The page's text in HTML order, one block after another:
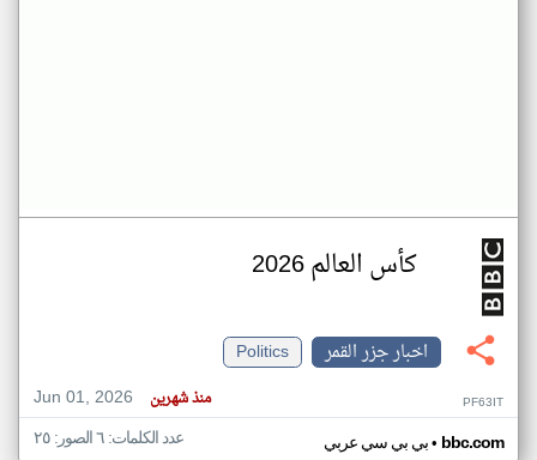
كأس العالم 2026
اخبار جزر القمر
Politics
Jun 01, 2026
منذ شهرين PF63IT
بي بي سي عربي• bbc.com عدد الكلمات: ٦ الصور: ٢٥